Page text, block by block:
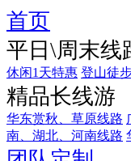
首页
平日\周末线
休闲1天特惠 登山徒
精品长线游
华东赏秋、草原线路
南、湖北、河南线路